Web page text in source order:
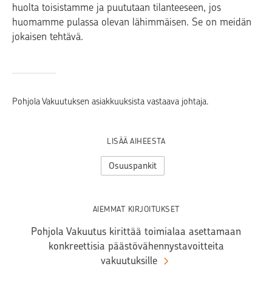
huolta toisistamme ja puututaan tilanteeseen, jos
huomamme pulassa olevan lähimmäisen. Se on meidän
jokaisen tehtävä.
Pohjola Vakuutuksen asiakkuuksista vastaava johtaja.
LISÄÄ AIHEESTA
Osuuspankit
AIEMMAT KIRJOITUKSET
Pohjola Vakuutus kirittää toimialaa asettamaan
konkreettisia päästövähennystavoitteita
vakuutuksille